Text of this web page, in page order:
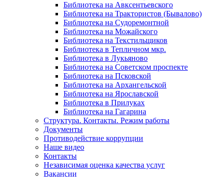
Библиотека на Авксентьевского
Библиотека на Трактористов (Бывалово)
Библиотека на Судоремонтной
Библиотека на Можайского
Библиотека на Текстильщиков
Библиотека в Тепличном мкр.
Библиотека в Лукьяново
Библиотека на Советском проспекте
Библиотека на Псковской
Библиотека на Архангельской
Библиотека на Ярославской
Библиотека в Прилуках
Библиотека на Гагарина
Структура. Контакты. Режим работы
Документы
Противодействие коррупции
Наше видео
Контакты
Независимая оценка качества услуг
Вакансии